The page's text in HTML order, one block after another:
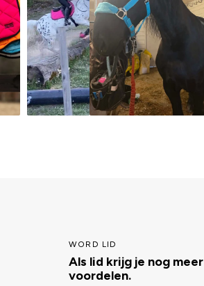
WORD LID
Als lid krijg je nog meer
voordelen.